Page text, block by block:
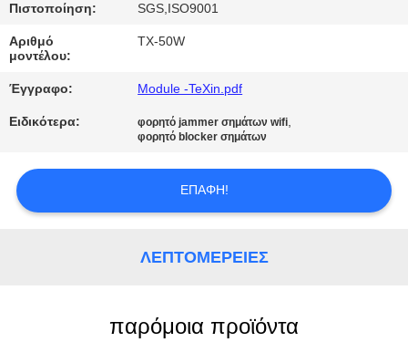
ΕΠΑΦΉ
ΜΕ
ΕΙΔΉΣΕΙΣ
BLOG
SITEMAP
Πιστοποίηση: SGS,ISO9001
Αριθμό
μοντέλου:
TX-50W
Έγγραφο: Module -TeXin.pdf
Ειδικότερα: φορητό jammer σημάτων wifi,
φορητό blocker σημάτων
ΕΠΑΦΉ!
ΛΕΠΤΟΜΈΡΕΙΕΣ
παρόμοια προϊόντα